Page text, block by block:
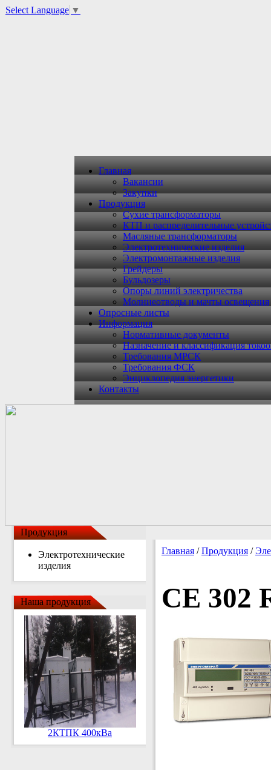
Select Language ▼
Главная
Вакансии
Закупки
Продукция
Сухие трансформаторы
КТП и распределительные
Масляные трансформаторы
Электротехнические изделия
Электромонтажные изделия
Грейдеры
Бульдозеры
Опоры линий электричества
Молниеотводы и мачты освещения
Опросные листы
Информация
Нормативные документы
Назначение и классификация
Требования МРСК
Требования ФСК
Энциклопедия энергетики
Контакты
Продукция
Электротехнические
изделия
Наша продукция
2КТПК 400кВа
Главная /Продукция /
CE 302